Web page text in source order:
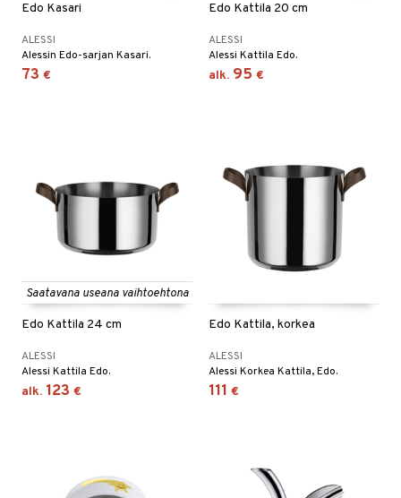
Edo Kasari
ALESSI
Alessin Edo-sarjan Kasari.
73 €
Edo Kattila 20 cm
ALESSI
Alessi Kattila Edo.
alk. 95 €
Saatavana useana vaihtoehtona
Edo Kattila 24 cm
ALESSI
Alessi Kattila Edo.
alk. 123 €
Edo Kattila, korkea
ALESSI
Alessi Korkea Kattila, Edo.
111 €